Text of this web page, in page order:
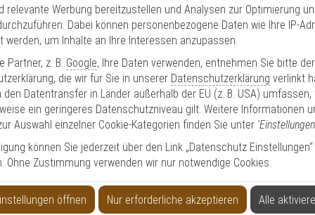
4K Dome + Rekorder für Gewerbe
für Gewerbe
SERVICE BUCHEN ProduktinformationenDome Kamera, Halterung, NVR
Festplatte
relevante Werbung bereitzustellen und Analysen zur Optimierung
Dabei können personenbezogene Daten wie Ihre IP-
werden, um Inhalte an Ihre Interessen anzupassen.
Partner, z. B. Google, Ihre Daten verwenden, entnehmen Sie bitte
die wir für Sie in unserer Datenschutzerklärung verlinkt
den Datentransfer in Länder außerhalb der EU (z. B. USA) umfassen,
ein geringeres Datenschutzniveau gilt. Weitere Informationen
Auswahl einzelner Cookie-Kategorien finden Sie unter
können Sie jederzeit über den Link „Datenschutz
Ohne Zustimmung verwenden wir nur notwendige Cookies.
öffnen Nur erforderliche akzeptieren Alle